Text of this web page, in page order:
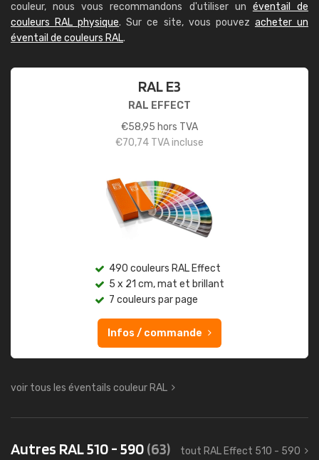
couleur, nous vous recommandons d'utiliser un éventail de
couleurs RAL physique. Sur ce site, vous pouvez acheter un
éventail de couleurs RAL.
RAL E3
RAL EFFECT
€58,95 hors TVA
€70,74 TVA incluse
490 couleurs RAL Effect
5 x 21 cm, mat et brillant
7 couleurs par page
Infos / commande
voir tous les éventails couleur RAL
Autres RAL 510 - 590(63) tout RAL Effect 510 - 590